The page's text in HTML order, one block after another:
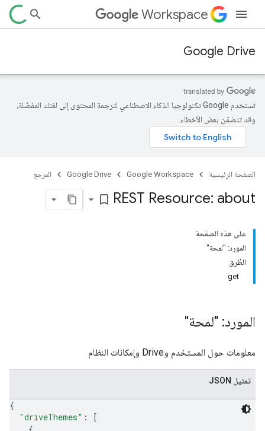
Workspace
Google Drive
تستخدم Google تكنولوجيا الذكاء الاصطناعي لترجمة المحتوى إلى لغتك المفضّلة،
وقد تتضمّن بعض الأخطاء.
الصفحة الرئيسية Google Workspace
Google Drive المرجع
REST Resource: about
bookmark_border
على هذه الصفحة
المورد: "لمحة"
الطُرق
get
المورد: "لمحة"
معلومات حول المستخدم وDrive وإمكانات النظام
تمثيل JSON
{
"driveThemes" :
[